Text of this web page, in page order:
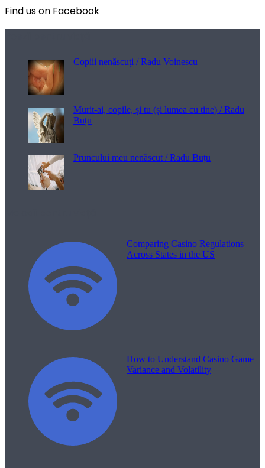
Find us on Facebook
Copiii nenăscuți / Radu Voinescu
Murit-ai, copile, și tu (și lumea cu tine) / Radu
Buțu
Pruncului meu nenăscut / Radu Buțu
Comparing Casino Regulations
Across States in the US
How to Understand Casino Game
Variance and Volatility